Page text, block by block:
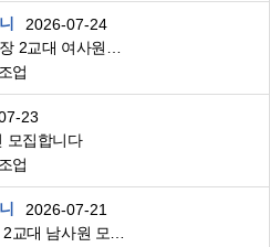
2026-07-24
업
23
모집합니다
업
2026-07-21